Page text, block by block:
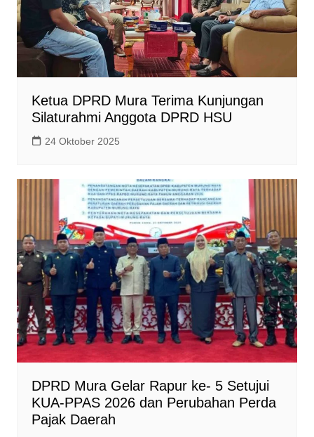
Ketua DPRD Mura Terima Kunjungan
Silaturahmi Anggota DPRD HSU
24 Oktober 2025
DPRD Mura Gelar Rapur ke- 5 Setujui
KUA-PPAS 2026 dan Perubahan Perda
Pajak Daerah